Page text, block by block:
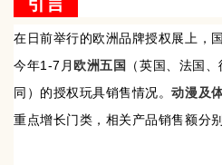
在日前举行的欧洲品牌授权展上，
今年1-7月 欧洲五国
（英国、法国
同）的授权玩具销售情况。动漫及
重点增长门类，相关产品销售额分